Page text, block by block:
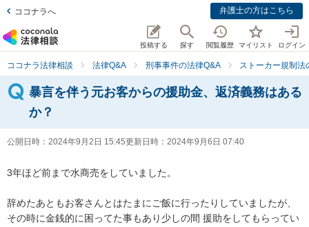
ココナラへ 弁護士の方はこちら
投稿する 探す 閲覧履歴 マイリスト ログイン
ココナラ法律相談 法律Q&A 刑事事件の法律Q&A ストーカー規制法
暴言を伴う元お客からの援助金、返済義務はある
か？
公開日時： 2024年9月2日 15:45更新日時： 2024年9月6日 07:40
3年ほど前まで水商売をしていました。
辞めたあともお客さんとはたまにご飯に行ったりしていましたが、
その時に金銭的に困ってた事もあり少しの間 援助をしてもらってい